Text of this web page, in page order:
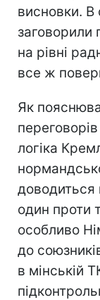
висновки. В
заговорили
на рівні
все ж
Як
логіка
доводиться
один проти
особливо
до
в мінській